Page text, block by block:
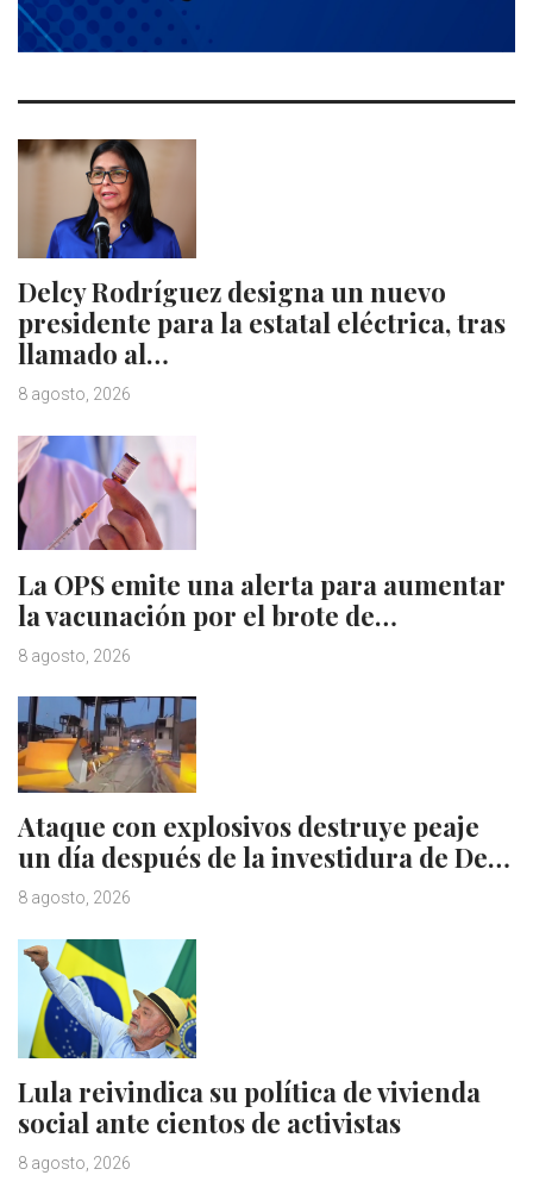
Delcy Rodríguez designa un nuevo
presidente para la estatal eléctrica, tras
llamado al…
8 agosto, 2026
La OPS emite una alerta para aumentar
la vacunación por el brote de…
8 agosto, 2026
Ataque con explosivos destruye peaje
un día después de la investidura de De…
8 agosto, 2026
Lula reivindica su política de vivienda
social ante cientos de activistas
8 agosto, 2026